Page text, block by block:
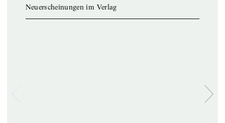
Neuerscheinungen im Verlag